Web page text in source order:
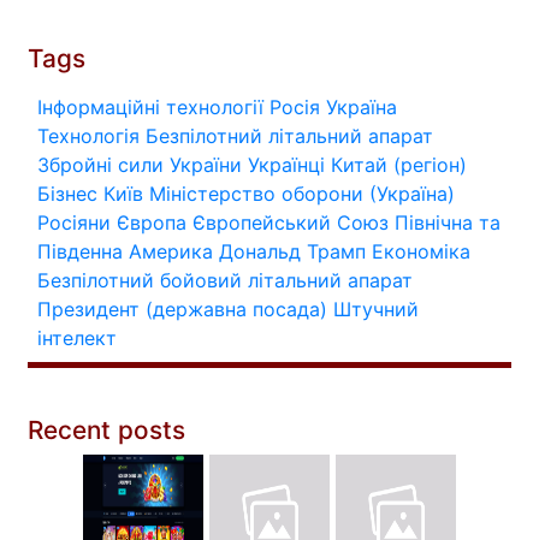
Tags
Інформаційні технології Росія Україна
Технологія Безпілотний літальний апарат
Збройні сили України Українці Китай (регіон)
Бізнес Київ Міністерство оборони (Україна)
Росіяни Європа Європейський Союз Північна та
Південна Америка Дональд Трамп Економіка
Безпілотний бойовий літальний апарат
Президент (державна посада) Штучний
інтелект
Recent posts